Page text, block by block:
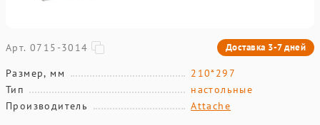
Арт. 0715-3014 Доставка 3-7 дней
Размер, мм
210*297
Тип
настольные
Производитель
Attache